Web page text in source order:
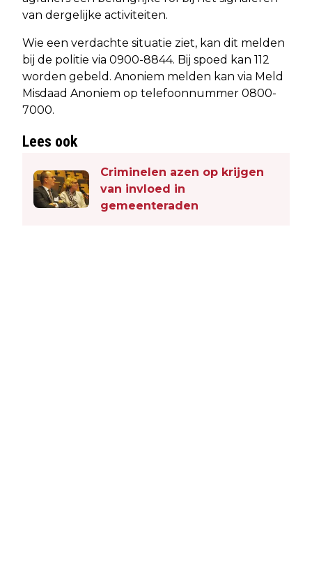
van dergelijke activiteiten.
Wie een verdachte situatie ziet, kan dit melden
bij de politie via 0900-8844. Bij spoed kan 112
worden gebeld. Anoniem melden kan via Meld
Misdaad Anoniem op telefoonnummer 0800-
7000.
Lees ook
Criminelen azen op krijgen
van invloed in
gemeenteraden